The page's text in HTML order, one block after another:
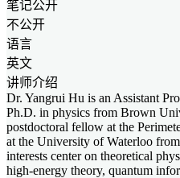
笔记公开
不公开
语言
英文
讲师介绍
Dr. Yangrui Hu is an Assistant
Ph.D. in physics from Brown
postdoctoral fellow at the
at the University of Waterloo
interests center on theoretical
high-energy theory, quantum